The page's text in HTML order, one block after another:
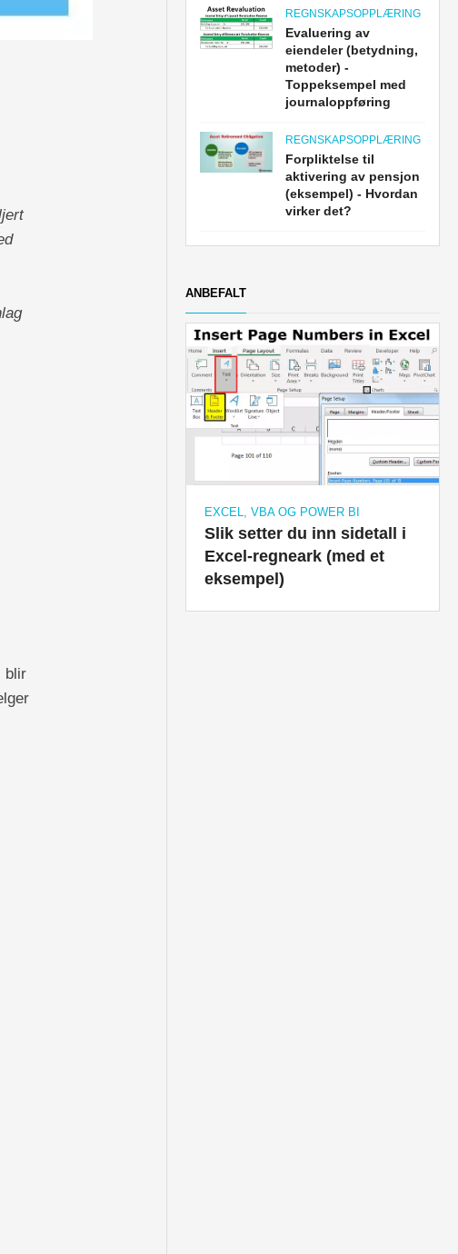
blir
REGNSKAPSOPPLÆRING
Evaluering av
eiendeler (betydning,
metoder) -
Toppeksempel med
journaloppføring
REGNSKAPSOPPLÆRING
Forpliktelse til
aktivering av pensjon
(eksempel) - Hvordan
virker det?
ANBEFALT
EXCEL, VBA OG POWER BI
Slik setter du inn sidetall i
Excel-regneark (med et
eksempel)